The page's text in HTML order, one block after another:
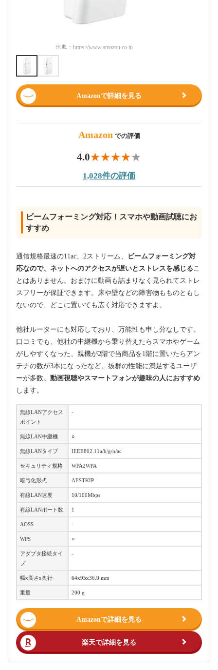
出典： https://www.amazon.co.jp
Amazonで詳細を見る
Amazon での評価
4.0
1,028件の評価
ビームフォーミング対応！スマホや動画試聴にお
すすめ
通信規格最速の11ac、2ストリーム、
ビームフォーミング対
応なので、ネットへのアクセスが遅いとストレスを感じるこ
とはありません。おまけに動画も詰まりなく見られてストレ
スフリーが保証できます。床や壁などの障害物もものともし
ないので、どこに置いても広く対応できますよ。
他社ルーターにも対応しており、万能性も申し分なしです。
口コミでも、他社の中継機から乗り替えたらスマホやゲーム
がしやすくなった、親機が2階で当商品を1階に置いたらアン
テナの数が3本になったなど、抜群の性能に満足するユーザ
ーが多数。 動画視聴やスマートフォンが趣味の人におすすめ
します。
無線LANアクセス
ポイント
-
無線LAN中継機 ○
無線LANタイプ IEEE802.11a/b/g/n/ac
セキュリティ規格 WPA2WPA
暗号化形式 AESTKIP
有線LAN速度 10/100Mbps
有線LANポート数 1
AOSS -
WPS ○
アダプタ接続タイ
プ
-
幅x高さx奥行 64x95x36.9 mm
重量 200 g
Amazonで詳細を見る
楽天で詳細を見る